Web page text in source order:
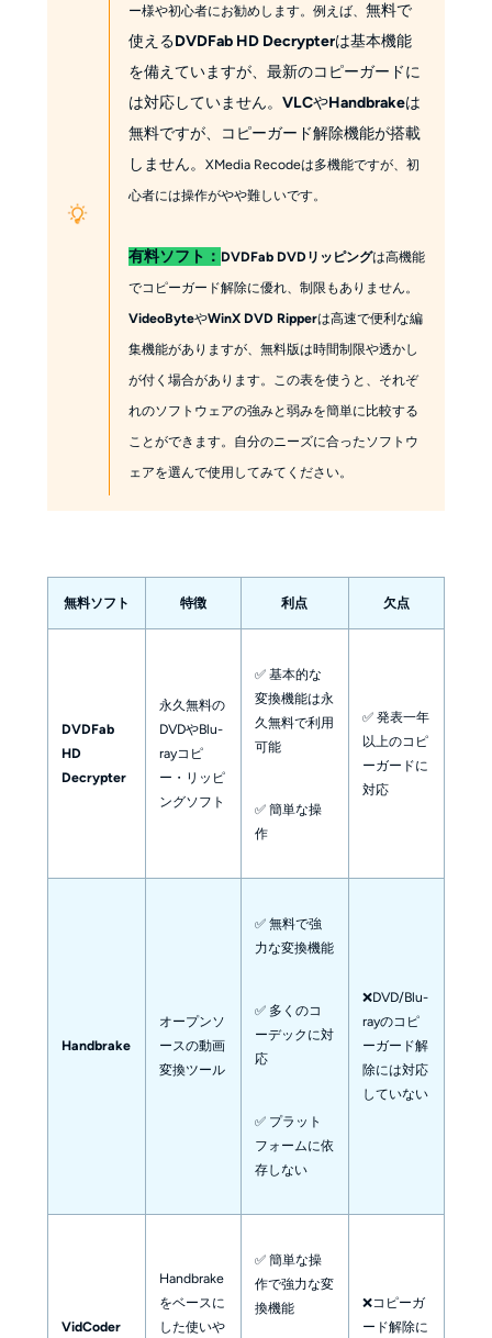
ー様や初心者にお勧めします。例えば、無料で
使えるDVDFab HD Decrypterは基本機能
を備えていますが、最新のコピーガードに
は対応していません。VLCやHandbrakeは
無料ですが、コピーガード解除機能が搭載
しません。XMedia Recodeは多機能ですが、初
心者には操作がやや難しいです。
有料ソフト： DVDFab DVDリッピングは高機能
でコピーガード解除に優れ、制限もありません。
VideoByteやWinX DVD Ripperは高速で便利な編
集機能がありますが、無料版は時間制限や透かし
が付く場合があります。この表を使うと、それぞ
れのソフトウェアの強みと弱みを簡単に比較する
ことができます。自分のニーズに合ったソフトウ
ェアを選んで使用してみてください。
無料ソフト 特徴 利点 欠点
DVDFab
HD
Decrypter
永久無料の
DVDやBlu-
rayコピ
ー・リッピ
ングソフト
✅ 基本的な
変換機能は永
久無料で利用
可能
✅ 簡単な操
作
✅ 発表一年
以上のコピ
ーガードに
対応
Handbrake
オープンソ
ースの動画
変換ツール
✅ 無料で強
力な変換機能
✅ 多くのコ
ーデックに対
応
✅ プラット
フォームに依
存しない
❌DVD/Blu-
rayのコピ
ーガード解
除には対応
していない
VidCoder
Handbrake
をベースに
した使いや
✅ 簡単な操
作で強力な変
換機能
❌コピーガ
ード解除に